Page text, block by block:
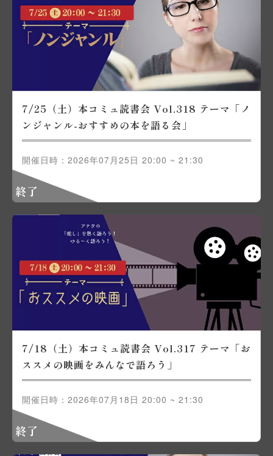
7/25（土）本コミュ読書会 Vol.318 テーマ「ノ
ンジャンル-おすすめの本を語る会」
開催日時：2026年07月25日 20:00 ~ 21:30
終了
7/18（土）本コミュ読書会 Vol.317 テーマ「お
ススメの映画をみんなで語ろう」
開催日時：2026年07月18日 20:00 ~ 21:30
終了